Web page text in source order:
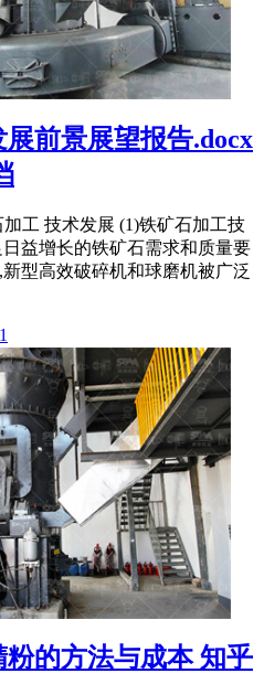
展前景展望报告.docx
工 技术发展 (1)铁矿石加工技
益增长的铁矿石需求和质量要
型高效破碎机和球磨机被广泛
的方法与成本 知乎